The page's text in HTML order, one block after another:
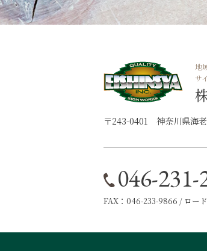
地
サ
〒243-0401 神奈川県海老
046-231-
FAX：046-233-9866 / ロー